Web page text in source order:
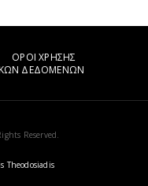
ΟΡΟΙ ΧΡΗΣΗΣ
ΔΕΔΟΜΕΝΩΝ
Reserved.
Theodosiadis